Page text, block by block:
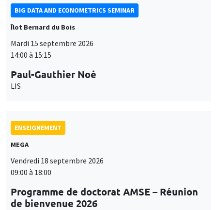
BIG DATA AND ECONOMETRICS SEMINAR
Îlot Bernard du Bois
Mardi 15 septembre 2026
14:00 à 15:15
Paul-Gauthier Noé
LIS
ENSEIGNEMENT
MEGA
Vendredi 18 septembre 2026
09:00 à 18:00
Programme de doctorat AMSE – Réunion
de bienvenue 2026